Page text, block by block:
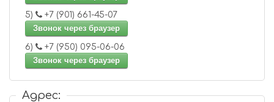
5)
+7 (901) 661-45-07
Звонок через браузер
6)
+7 (950) 095-06-06
Звонок через браузер
Адрес: